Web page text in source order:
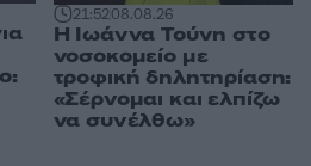
21:5208.08.26
Η Ιωάννα Τούνη στο
νοσοκομείο με
τροφική δηλητηρίαση:
«Σέρνομαι και ελπίζω
να συνέλθω»